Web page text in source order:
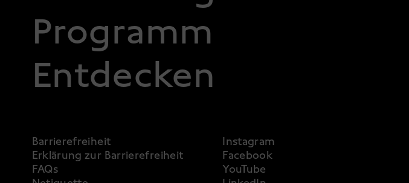
Programm
Entdecken
FOOTER 3
Barrierefreiheit
Erklärung zur Barrierefreiheit
FAQs
Instagram
Facebook
YouTube